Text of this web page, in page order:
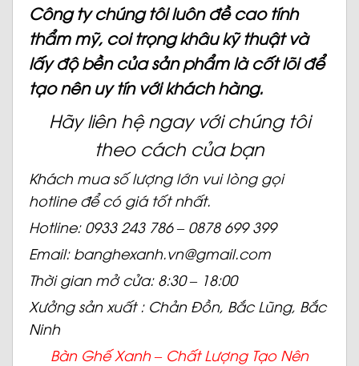
Công ty chúng tôi luôn đề cao tính
thẩm mỹ, coi trọng khâu kỹ thuật và
lấy độ bền của sản phẩm là cốt lõi để
tạo nên uy tín với khách hàng.
Hãy liên hệ ngay với chúng tôi
theo cách của bạn
Khách mua số lượng lớn vui lòng gọi
hotline để có giá tốt nhất.
Hotline: 0933 243 786 – 0878 699 399
Email: banghexanh.vn@gmail.com
Thời gian mở cửa: 8:30 – 18:00
Xưởng sản xuất : Chản Đồn, Bắc Lũng, Bắc
Ninh
Bàn Ghế Xanh – ChấtLượng Tạo Nên